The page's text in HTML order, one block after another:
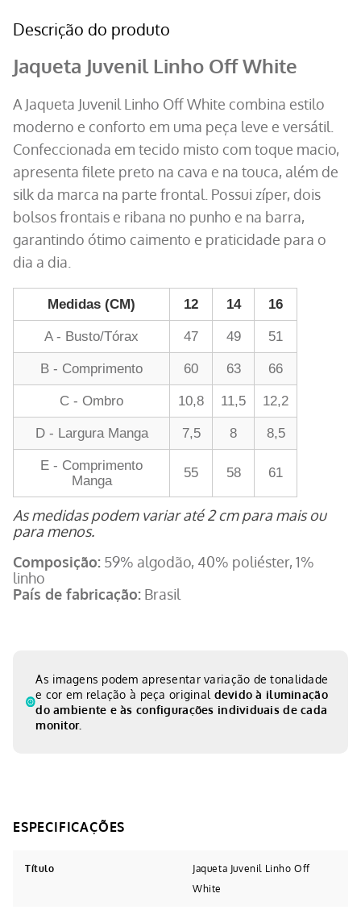
Descrição do produto
Jaqueta Juvenil Linho Off White
A Jaqueta Juvenil Linho Off White combina estilo
moderno e conforto em uma peça leve e versátil.
Confeccionada em tecido misto com toque macio,
apresenta filete preto na cava e na touca, além de
silk da marca na parte frontal. Possui zíper, dois
bolsos frontais e ribana no punho e na barra,
garantindo ótimo caimento e praticidade para o
dia a dia.
Medidas (CM) 12 14 16
A - Busto/Tórax 47 49 51
B - Comprimento 60 63 66
C - Ombro 10,8 11,5 12,2
D - Largura Manga 7,5 8 8,5
E - Comprimento
Manga
55 58 61
As medidas podem variar até 2 cm para mais ou
para menos.
Composição: 59% algodão, 40% poliéster, 1%
linho
País de fabricação: Brasil
As imagens podem apresentar variação de tonalidade
e cor em relação à peça original devido à iluminação
do ambiente e às configurações individuais de cada
monitor.
Título
Jaqueta Juvenil Linho Off
White